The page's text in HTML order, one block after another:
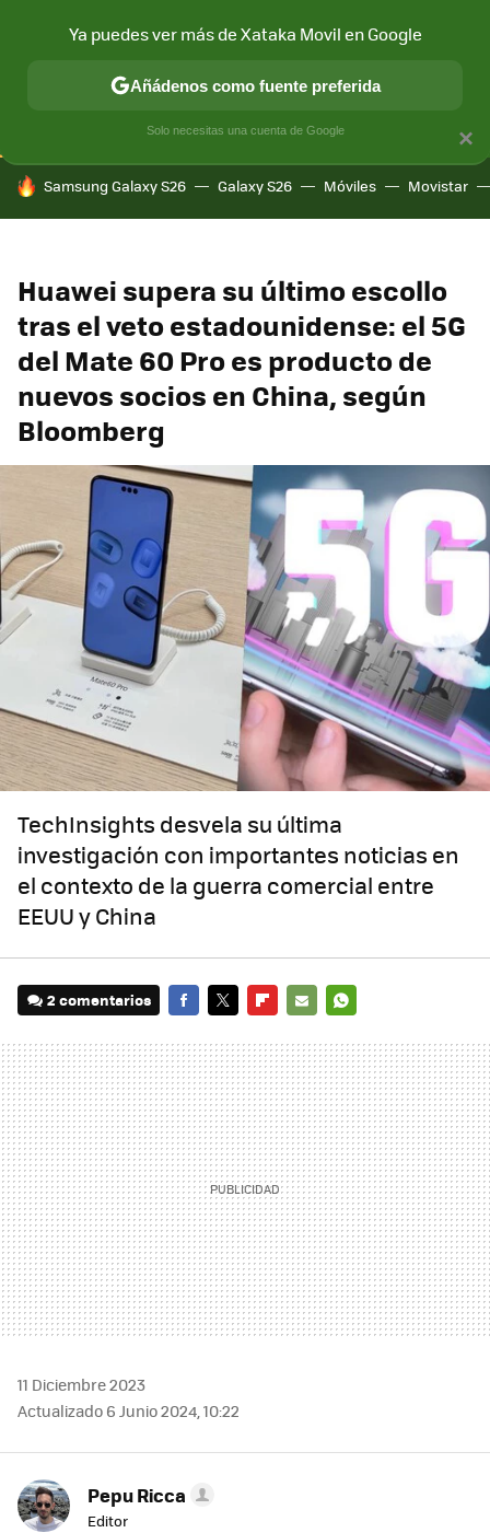
CONECTIVIDAD MÓVIL Y SOCIEDAD APLICACIONES
HOY SE HABLA DE
Samsung Galaxy S26 Galaxy S26 Móviles Movistar
Huawei supera su último escollo
tras el veto estadounidense: el 5G
del Mate 60 Pro es producto de
nuevos socios en China, según
Bloomberg
TechInsights desvela su última
investigación con importantes noticias en
el contexto de la guerra comercial entre
EEUU y China
2 comentarios
MAIL
11 Diciembre 2023
Actualizado 6 Junio 2024, 10:22
Pepu Ricca
Editor
×
Ya puedes ver más de Xataka Movil en Google
Añádenos como fuente preferida
Solo necesitas una cuenta de Google